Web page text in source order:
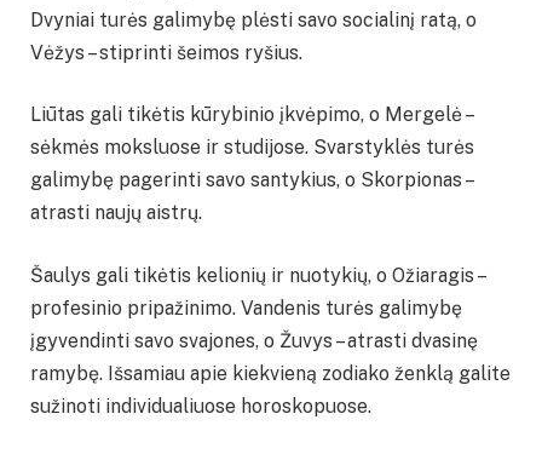
Dvyniai turės galimybę plėsti savo socialinį ratą, o
Vėžys – stiprinti šeimos ryšius.
Liūtas gali tikėtis kūrybinio įkvėpimo, o Mergelė –
sėkmės moksluose ir studijose. Svarstyklės turės
galimybę pagerinti savo santykius, o Skorpionas –
atrasti naujų aistrų.
Šaulys gali tikėtis kelionių ir nuotykių, o Ožiaragis –
profesinio pripažinimo. Vandenis turės galimybę
įgyvendinti savo svajones, o Žuvys – atrasti dvasinę
ramybę. Išsamiau apie kiekvieną zodiako ženklą galite
sužinoti individualiuose horoskopuose.